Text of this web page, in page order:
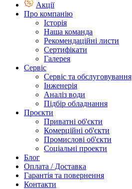
Акції
Про компанію
Історія
Наша команда
Рекомендаційні листи
Сертифікати
Галерея
Сервіс
Сервіс та обслуговування
Інженерія
Аналіз води
Підбір обладнання
Проєкти
Приватні об'єкти
Комерційні об'єкти
Промислові об'єкти
Соціальні проекти
Блог
Оплата / Доставка
Гарантія та повернення
Контакти